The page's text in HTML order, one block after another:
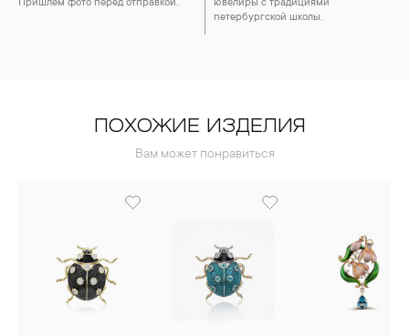
Пришлём фото перед отправкой.
ювелиры с традициями
петербургской школы.
ПОХОЖИЕ ИЗДЕЛИЯ
Вам может понравиться